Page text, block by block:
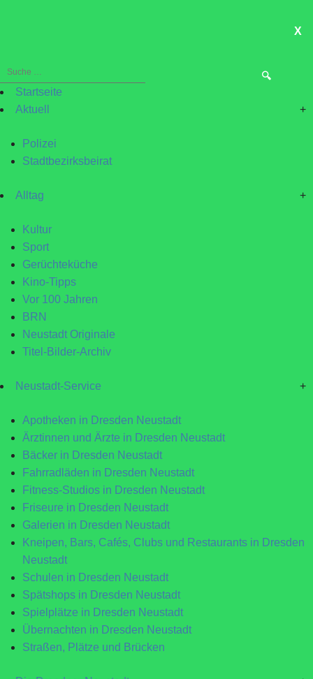
X
Suche
nach:Startseite
Aktuell
+
Polizei
Stadtbezirksbeirat
Alltag +
Kultur
Sport
Gerüchteküche
Kino-Tipps
Vor 100 Jahren
BRN
Neustadt Originale
Titel-Bilder-Archiv
Neustadt-Service +
Apotheken in Dresden Neustadt
Ärztinnen und Ärzte in Dresden Neustadt
Bäcker in Dresden Neustadt
Fahrradläden in Dresden Neustadt
Fitness-Studios in Dresden Neustadt
Friseure in Dresden Neustadt
Galerien in Dresden Neustadt
Kneipen, Bars, Cafés, Clubs und Restaurants in Dresden
Neustadt
Schulen in Dresden Neustadt
Spätshops in Dresden Neustadt
Spielplätze in Dresden Neustadt
Übernachten in Dresden Neustadt
Straßen, Plätze und Brücken